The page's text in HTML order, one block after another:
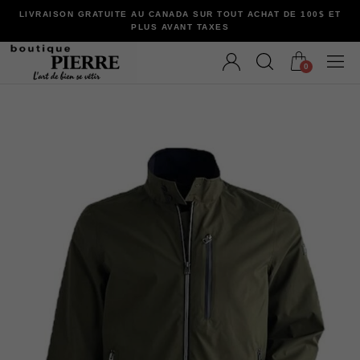
LIVRAISON GRATUITE AU CANADA SUR TOUT ACHAT DE 100$ ET
PLUS AVANT TAXES
Bermudas
Chandails et Cardigans
Chemises
Complets
Maillots de Bain
Manteaux
Pantalons
Sous-Vêtements
0